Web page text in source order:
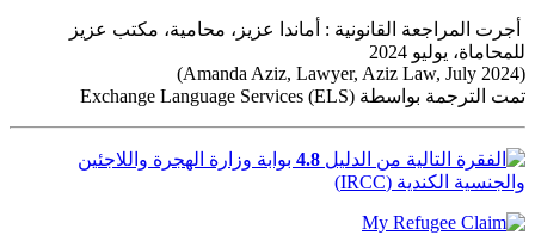
أجرت المراجعة القانونية : أماندا عزيز، محامية، مكتب عزيز
للمحاماة، يوليو 2024
(Amanda Aziz, Lawyer, Aziz Law, July 2024)
تمت الترجمة بواسطة Exchange Language Services (ELS)
4.8 بوابة وزارة الهجرة واللاجئين
والجنسية الكندية (IRCC)